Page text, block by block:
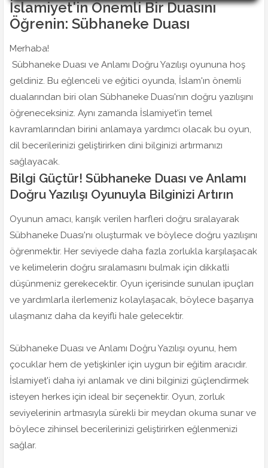
İslamiyet'in Önemli Bir Duasını
Öğrenin: Sübhaneke Duası
Merhaba!
Sübhaneke Duası ve Anlamı Doğru Yazılışı oyununa hoş
geldiniz. Bu eğlenceli ve eğitici oyunda, İslam'ın önemli
dualarından biri olan Sübhaneke Duası'nın doğru yazılışını
öğreneceksiniz. Aynı zamanda İslamiyet'in temel
kavramlarından birini anlamaya yardımcı olacak bu oyun,
dil becerilerinizi geliştirirken dini bilginizi artırmanızı
sağlayacak.
Bilgi Güçtür! Sübhaneke Duası ve Anlamı
Doğru Yazılışı Oyunuyla Bilginizi Artırın
Oyunun amacı, karışık verilen harfleri doğru sıralayarak
Sübhaneke Duası'nı oluşturmak ve böylece doğru yazılışını
öğrenmektir. Her seviyede daha fazla zorlukla karşılaşacak
ve kelimelerin doğru sıralamasını bulmak için dikkatli
düşünmeniz gerekecektir. Oyun içerisinde sunulan ipuçları
ve yardımlarla ilerlemeniz kolaylaşacak, böylece başarıya
ulaşmanız daha da keyifli hale gelecektir.
Sübhaneke Duası ve Anlamı Doğru Yazılışı oyunu, hem
çocuklar hem de yetişkinler için uygun bir eğitim aracıdır.
İslamiyet'i daha iyi anlamak ve dini bilginizi güçlendirmek
isteyen herkes için ideal bir seçenektir. Oyun, zorluk
seviyelerinin artmasıyla sürekli bir meydan okuma sunar ve
böylece zihinsel becerilerinizi geliştirirken eğlenmenizi
sağlar.